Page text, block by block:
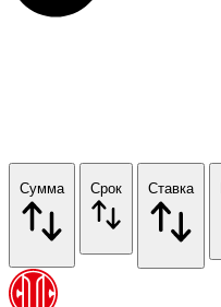
Сумма Срок Ставка